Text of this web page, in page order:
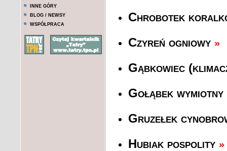
INNE GÓRY
BLOG / NEWSY
WSPÓŁPRACA
Chrobotek
Czyreń ogniowy »
Gąbkowiec
Gołąbek wymiotny
Gruzełek
Hubiak pospolity »